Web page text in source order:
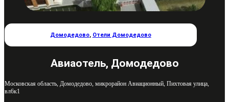
Домодедово, Отели Домодедово
Авиаотель, Домодедово
Московская область, Домодедово, микрорайон Авиационный, Пихтовая улица,
вл6к1